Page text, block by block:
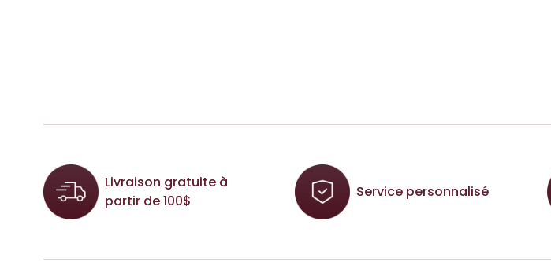
Livraison gratuite à
partir de 100$
Service personnalisé